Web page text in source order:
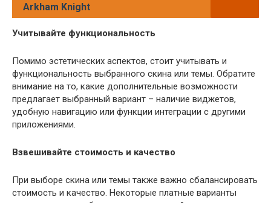
Arkham Knight
Учитывайте функциональность
Помимо эстетических аспектов, стоит учитывать и
функциональность выбранного скина или темы. Обратите
внимание на то, какие дополнительные возможности
предлагает выбранный вариант – наличие виджетов,
удобную навигацию или функции интеграции с другими
приложениями.
Взвешивайте стоимость и качество
При выборе скина или темы также важно сбалансировать
стоимость и качество. Некоторые платные варианты